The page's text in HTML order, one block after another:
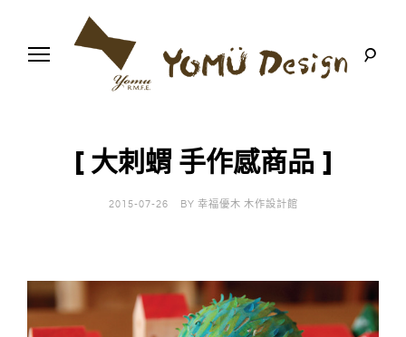
o
D
e
木
[ 大刺蝟 手作感商品 ]
2015-07-26 BY 幸福優木 木作設計館